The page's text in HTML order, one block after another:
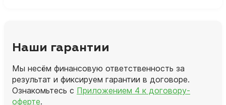
Наши гарантии
Мы несём финансовую ответственность за
результат и фиксируем гарантии в договоре.
Ознакомьтесь с Приложением 4 к договору-
оферте.